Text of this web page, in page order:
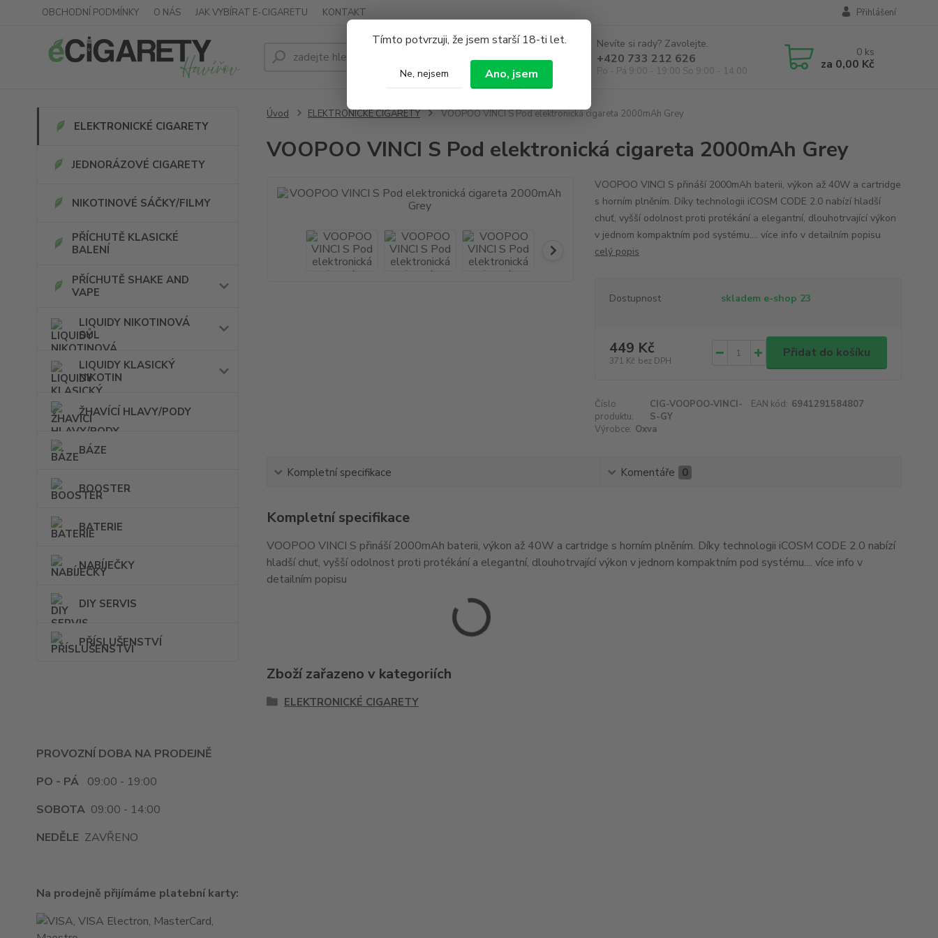
Tímto potvrzuji, že jsem starší 18-ti let.
Ne, nejsem Ano, jsem
OBCHODNÍ PODMÍNKY O NÁS JAK VYBÍRAT E-CIGARETU KONTAKT Přihlášení
Hledat
Nevíte si rady? Zavolejte.
+420 733 212 626
Po - Pá 9:00 - 19:00 So 9:00 - 14:00
0 ks
za 0,00 Kč
ELEKTRONICKÉ CIGARETY
JEDNORÁZOVÉ CIGARETY
NIKOTINOVÉ SÁČKY/FILMY
PŘÍCHUTĚ KLASICKÉ
BALENÍ
PŘÍCHUTĚ SHAKE AND
VAPE
LIQUIDY NIKOTINOVÁ
SŮL
LIQUIDY KLASICKÝ
NIKOTIN
ŽHAVÍCÍ HLAVY/PODY
BÁZE
BOOSTER
BATERIE
NABÍJEČKY
DIY SERVIS
PŘÍSLUŠENSTVÍ
PROVOZNÍ DOBA NA PRODEJNĚ
PO - PÁ 09:00 - 19:00
SOBOTA 09:00 - 14:00
NEDĚLE ZAVŘENO
Na prodejně přijímáme platební karty:
Úvod ELEKTRONICKÉ CIGARETY VOOPOO VINCI S Pod elektronická cigareta 2000mAh Grey
VOOPOO VINCI S Pod elektronická cigareta 2000mAh Grey
VOOPOO VINCI S přináší 2000mAh baterii, výkon až 40W a cartridge
s horním plněním. Díky technologii iCOSM CODE 2.0 nabízí hladší
chuť, vyšší odolnost proti protékání a elegantní, dlouhotrvající výkon
v jednom kompaktním pod systému.... více info v detailním popisu
celý popis
Dostupnost skladem e-shop 23
449 Kč
371 Kč bez DPH
Přidat do košíku
Číslo
produktu:
CIG-VOOPOO-VINCI-
S-GY
EAN kód: 6941291584807
Výrobce: Oxva
Kompletní specifikace Komentáře 0
Kompletní specifikace
VOOPOO VINCI S přináší 2000mAh baterii, výkon až 40W a cartridge s horním plněním. Díky technologii iCOSM CODE 2.0 nabízí
hladší chuť, vyšší odolnost proti protékání a elegantní, dlouhotrvající výkon v jednom kompaktním pod systému.... více info v
detailním popisu
Zboží zařazeno v kategoriích
ELEKTRONICKÉ CIGARETY